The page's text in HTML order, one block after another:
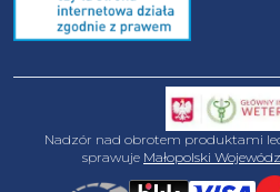
Nadzór nad obrotem produktami
sprawuje Małopolski